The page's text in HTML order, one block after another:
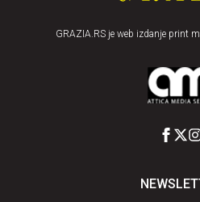
GRAZIA.RS je web izdanje print